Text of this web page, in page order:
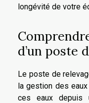
longévité de votre
d’un poste
Le poste de
la gestion des
ces eaux depuis